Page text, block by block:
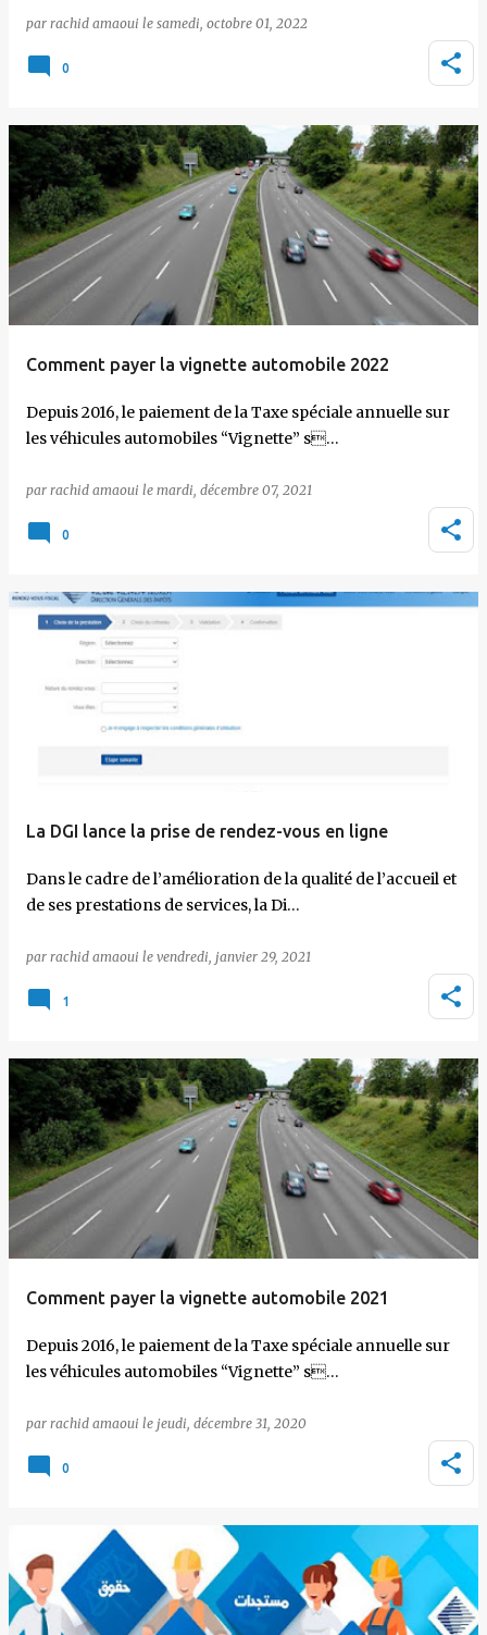
par rachid amaoui le samedi, octobre 01, 2022
0
Comment payer la vignette automobile 2022
Depuis 2016, le paiement de la Taxe spéciale annuelle sur
les véhicules automobiles “Vignette” s…
par rachid amaoui le mardi, décembre 07, 2021
0
La DGI lance la prise de rendez-vous en ligne
Dans le cadre de l’amélioration de la qualité de l’accueil et
de ses prestations de services, la Di…
par rachid amaoui le vendredi, janvier 29, 2021
1
Comment payer la vignette automobile 2021
Depuis 2016, le paiement de la Taxe spéciale annuelle sur
les véhicules automobiles “Vignette” s…
par rachid amaoui le jeudi, décembre 31, 2020
0